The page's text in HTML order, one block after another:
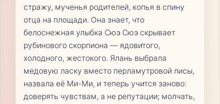
стражу, мученья родителей, копья в спину
отца на площади. Она знает, что
белоснежная улыбка Сюэ Сюэ скрывает
рубинового скорпиона — ядовитого,
холодного, жестокого. Ялань выбрала
медовую ласку вместо перламутровой лисы,
назвала её Ми-Ми, и теперь учится заново:
доверять чувствам, а не репутации; молчать,